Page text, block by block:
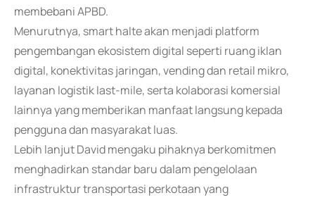
membebani APBD.
Menurutnya, smart halte akan menjadi platform
pengembangan ekosistem digital seperti ruang iklan
digital, konektivitas jaringan, vending dan retail mikro,
layanan logistik last-mile, serta kolaborasi komersial
lainnya yang memberikan manfaat langsung kepada
pengguna dan masyarakat luas.
Lebih lanjut David mengaku pihaknya berkomitmen
menghadirkan standar baru dalam pengelolaan
infrastruktur transportasi perkotaan yang